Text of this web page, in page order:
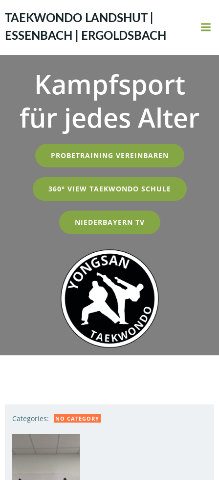
Inhalt
springen
TAEKWONDO LANDSHUT |
ESSENBACH | ERGOLDSBACH
Kampfsport
für jedes Alter
PROBETRAINING VEREINBAREN
360° VIEW TAEKWONDO SCHULE
NIEDERBAYERN TV
Categories: NO CATEGORY